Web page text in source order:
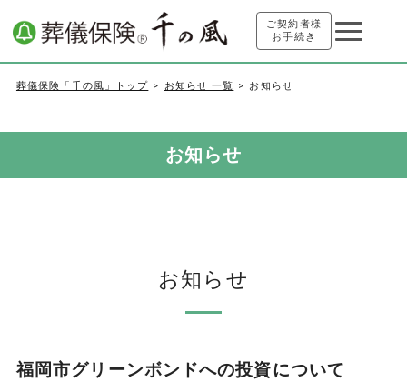
ご契約者様
お手続き
葬儀保険「千の風」トップ お知らせ 一覧 お知らせ
お知らせ
お知らせ
福岡市グリーンボンドへの投資について